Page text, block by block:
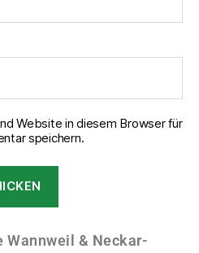
Website in diesem Browser für
speichern.
& Neckar-